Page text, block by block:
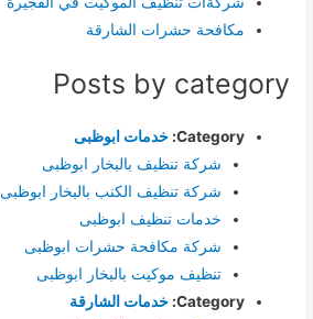
مكافحة حشرات الشارقة
Posts by category
Category: خدمات ابوظبى
شركة تنظيف بالبخار ابوظبى
شركة تنظيف الكنب بالبخار ابوظبى
خدمات تنظيف ابوظبى
شركة مكافحة حشرات ابوظبى
تنظيف موكيت بالبخار ابوظبى
Category: خدمات الشارقة